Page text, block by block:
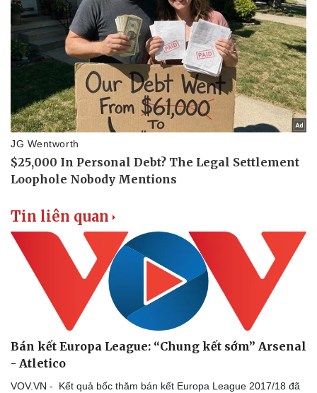
Doanh nghiệp
Thông tin doanh nghiệp
Doanh nhân
Vì cộng đồng
Công nghệ
Sành điệu
Tin liên quan
Bán kết Europa League: “Chung kết sớm” Arsenal
- Atletico
VOV.VN - Kết quả bốc thăm bán kết Europa League 2017/18 đã